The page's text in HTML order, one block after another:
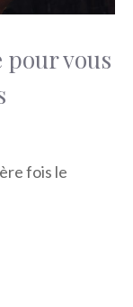
pour vous
fois le